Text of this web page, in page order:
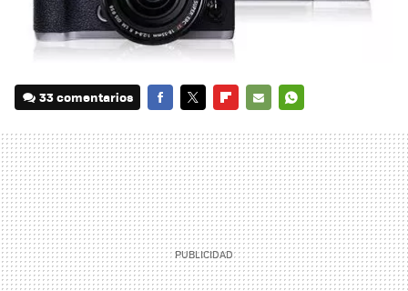
33 comentarios
MAIL